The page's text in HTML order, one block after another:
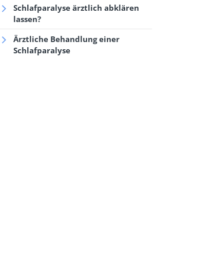
Schlafparalyse ärztlich abklären
lassen?
Ärztliche Behandlung einer
Schlafparalyse